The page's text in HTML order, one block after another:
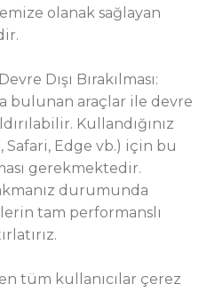
olanak sağlayan
Dışı Bırakılması:
bulunan araçlar ile devre
Kullandığınız
Safari, Edge vb.) için bu
gerekmektedir.
durumunda
tam performanslı
tüm kullanıcılar çerez